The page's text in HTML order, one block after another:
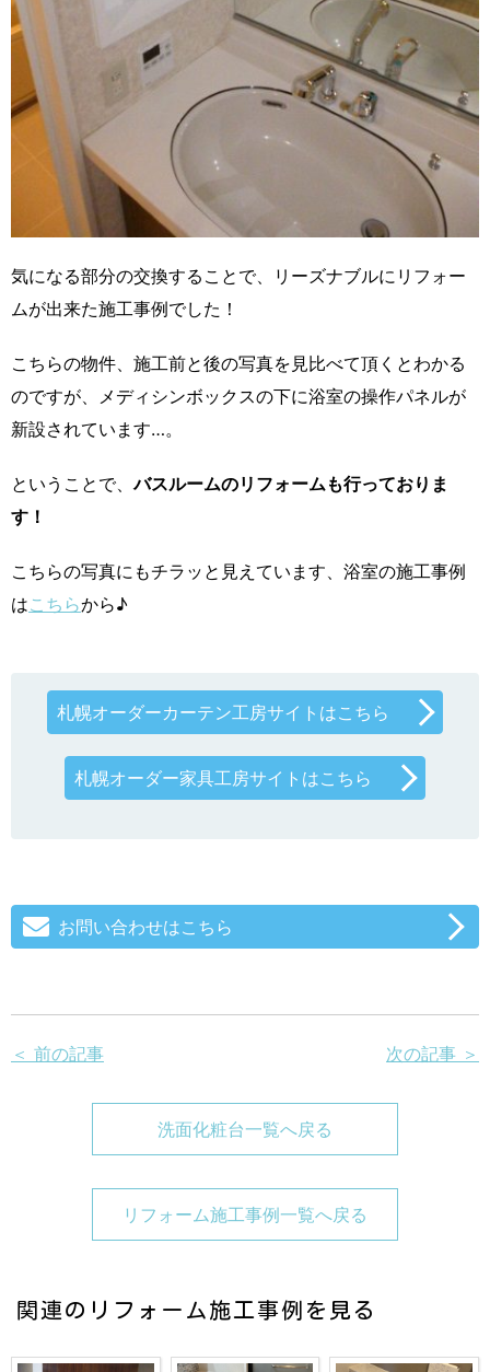
気になる部分の交換することで、リーズナブルにリフォー
ムが出来た施工事例でした！
こちらの物件、施工前と後の写真を見比べて頂くとわかる
のですが、メディシンボックスの下に浴室の操作パネルが
新設されています…。
ということで、バスルームのリフォームも行っておりま
す！
こちらの写真にもチラッと見えています、浴室の施工事例
はこちらから♪
札幌オーダーカーテン工房サイトはこちら
札幌オーダー家具工房サイトはこちら
お問い合わせはこちら
＜ 前の記事 次の記事 ＞
洗面化粧台一覧へ戻る
リフォーム施工事例一覧へ戻る
関連のリフォーム施工事例を見る